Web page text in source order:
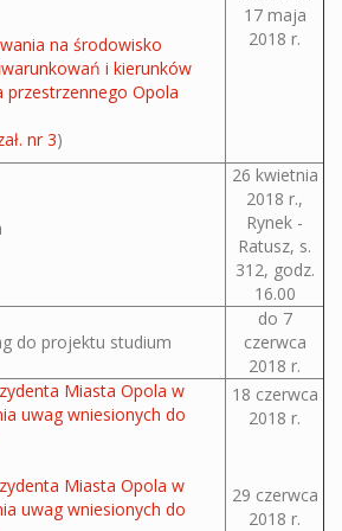
na środowisko
i kierunków
przestrzennego Opola
nr 3)
17 maja
2018 r.
26 kwietnia
2018 r.,
Rynek -
Ratusz, s.
312, godz.
16.00
do projektu studium
do 7
czerwca
2018 r.
Miasta Opola w
uwag wniesionych do
Miasta Opola w
uwag wniesionych do
18 czerwca
2018 r.
29 czerwca
2018 r.